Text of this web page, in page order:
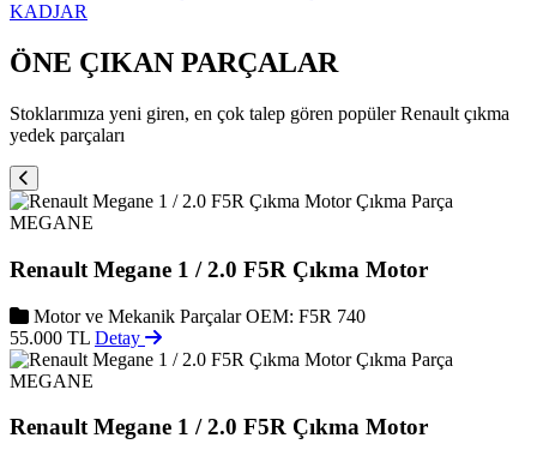
KADJAR
ÖNE ÇIKAN PARÇALAR
Stoklarımıza yeni giren, en çok talep gören popüler Renault çıkma
yedek parçaları
MEGANE
Renault Megane 1 / 2.0 F5R Çıkma Motor
Motor ve Mekanik Parçalar OEM: F5R 740
55.000 TL Detay
MEGANE
Renault Megane 1 / 2.0 F5R Çıkma Motor